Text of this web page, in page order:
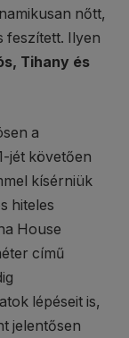
nőtt,
feszített. Ilyen
Tihany és
a
jét követően
kísérniük
hiteles
House
című
lépéseit is,
jelentősen